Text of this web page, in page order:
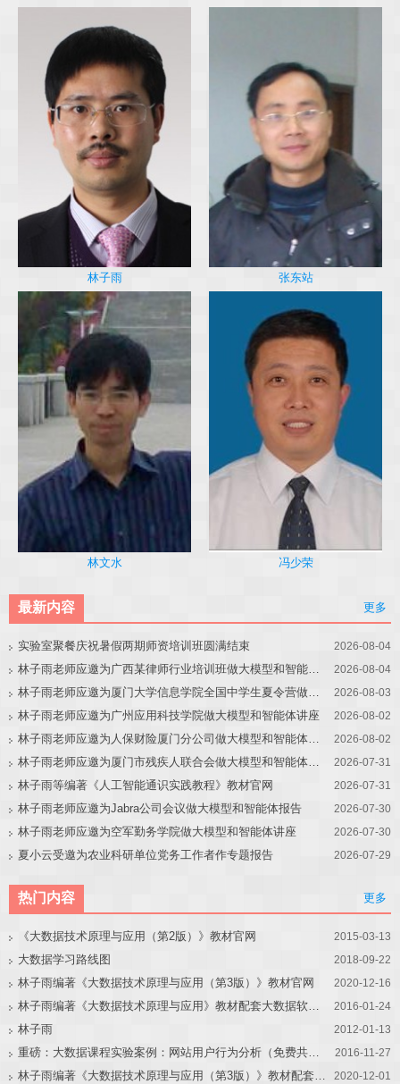
林子雨 张东站
林文水 冯少荣
最新内容 更多
实验室聚餐庆祝暑假两期师资培训班圆满结束 2026-08-04
林子雨老师应邀为广西某律师行业培训班做大模型和智能体讲座 2026-08-04
林子雨老师应邀为厦门大学信息学院全国中学生夏令营做大模型讲座 2026-08-03
林子雨老师应邀为广州应用科技学院做大模型和智能体讲座 2026-08-02
林子雨老师应邀为人保财险厦门分公司做大模型和智能体讲座 2026-08-02
林子雨老师应邀为厦门市残疾人联合会做大模型和智能体讲座 2026-07-31
林子雨等编著《人工智能通识实践教程》教材官网 2026-07-31
林子雨老师应邀为Jabra公司会议做大模型和智能体报告 2026-07-30
林子雨老师应邀为空军勤务学院做大模型和智能体讲座 2026-07-30
夏小云受邀为农业科研单位党务工作者作专题报告 2026-07-29
热门内容 更多
《大数据技术原理与应用（第2版）》教材官网 2015-03-13
大数据学习路线图 2018-09-22
林子雨编著《大数据技术原理与应用（第3版）》教材官网 2020-12-16
林子雨编著《大数据技术原理与应用》教材配套大数据软件安装和编程实践指南 2016-01-24
林子雨 2012-01-13
重磅：大数据课程实验案例：网站用户行为分析（免费共享） 2016-11-27
林子雨编著《大数据技术原理与应用（第3版）》教材配套大数据软件安装和编程实践指南 2020-12-01